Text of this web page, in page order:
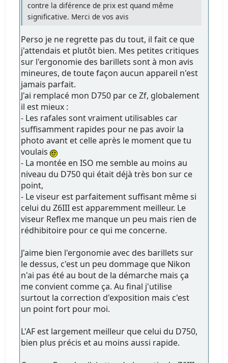
contre la diférence de prix est quand même
significative. Merci de vos avis
Perso je ne regrette pas du tout, il fait ce que
j'attendais et plutôt bien. Mes petites critiques
sur l'ergonomie des barillets sont à mon avis
mineures, de toute façon aucun appareil n'est
jamais parfait.
J'ai remplacé mon D750 par ce Zf, globalement
il est mieux :
- Les rafales sont vraiment utilisables car
suffisamment rapides pour ne pas avoir la
photo avant et celle après le moment que tu
voulais
- La montée en ISO me semble au moins au
niveau du D750 qui était déjà très bon sur ce
point,
- Le viseur est parfaitement suffisant même si
celui du Z6III est apparemment meilleur. Le
viseur Reflex me manque un peu mais rien de
rédhibitoire pour ce qui me concerne.
J'aime bien l'ergonomie avec des barillets sur
le dessus, c'est un peu dommage que Nikon
n'ai pas été au bout de la démarche mais ça
me convient comme ça. Au final j'utilise
surtout la correction d'exposition mais c'est
un point fort pour moi.
L'AF est largement meilleur que celui du D750,
bien plus précis et au moins aussi rapide.